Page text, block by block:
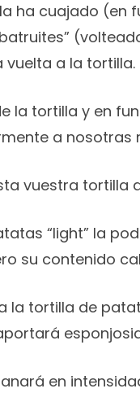
ha cuajado
vuelta a la tortilla.
la tortilla y en
a
vuestra tortilla
“light” la
su contenido
la tortilla de
en